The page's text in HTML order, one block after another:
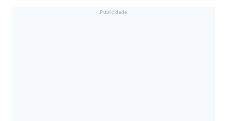
Publicidade